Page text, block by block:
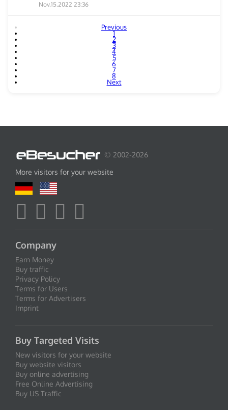
Nov.15.2022 23:36
Previous
1
2
3
4
5
6
7
8
Next
© 2002-2026
More visitors for your website
Company
Earn Money
Buy traffic
Privacy Policy
Terms for Users
Terms for Advertisers
Imprint
Buy Targeted Visits
New visitors for your website
Buy website visitors
Buy online advertising
Free Online Advertising
Buy US Traffic